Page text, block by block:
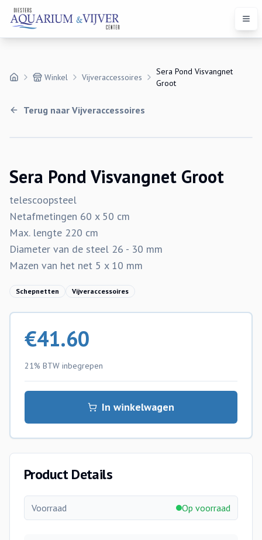
Winkel Vijveraccessoires
Sera Pond Visvangnet
Groot
Terug naar Vijveraccessoires
Sera Pond Visvangnet Groot
telescoopsteel
Netafmetingen 60 x 50 cm
Max. lengte 220 cm
Diameter van de steel 26 - 30 mm
Mazen van het net 5 x 10 mm
Schepnetten Vijveraccessoires
€41.60
21% BTW inbegrepen
In winkelwagen
Product Details
Voorraad Op voorraad